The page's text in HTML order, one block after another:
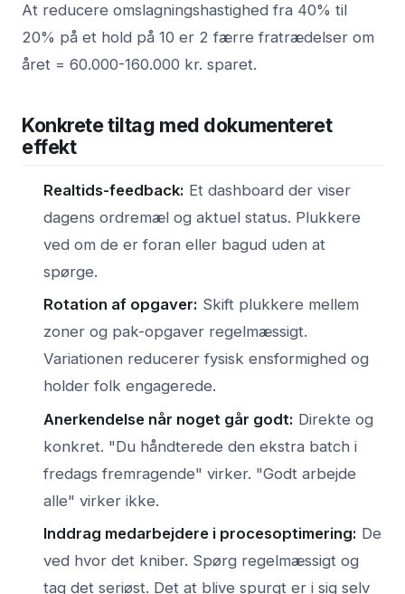
At reducere omslagningshastighed fra 40% til
20% på et hold på 10 er 2 færre fratrædelser om
året = 60.000-160.000 kr. sparet.
Konkrete tiltag med dokumenteret
effekt
Realtids-feedback: Et dashboard der viser
dagens ordremæl og aktuel status. Plukkere
ved om de er foran eller bagud uden at
spørge.
Rotation af opgaver: Skift plukkere mellem
zoner og pak-opgaver regelmæssigt.
Variationen reducerer fysisk ensformighed og
holder folk engagerede.
Anerkendelse når noget går godt: Direkte og
konkret. "Du håndterede den ekstra batch i
fredags fremragende" virker. "Godt arbejde
alle" virker ikke.
Inddrag medarbejdere i procesoptimering: De
ved hvor det kniber. Spørg regelmæssigt og
tag det seriøst. Det at blive spurgt er i sig selv